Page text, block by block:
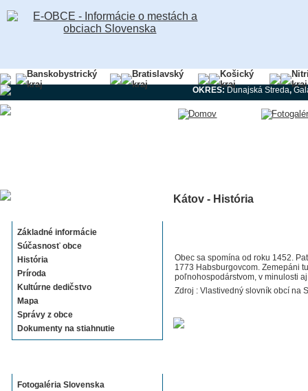
Banskobystrický
kraj
Bratislavský
kraj
Košický
kraj
kraj
OKRES:Dunajská Streda,
Základné informácie
Súčasnosť obce
História
Príroda
Kultúrne dedičstvo
Mapa
Správy z obce
Dokumenty na stiahnutie
Fotogaléria Slovenska
Kátov - História
Obec sa spomína od roku 1452.
1773 Habsburgovcom. Zemepáni
poľnohospodárstvom, v minulosti
Zdroj : Vlastivedný slovník obcí na